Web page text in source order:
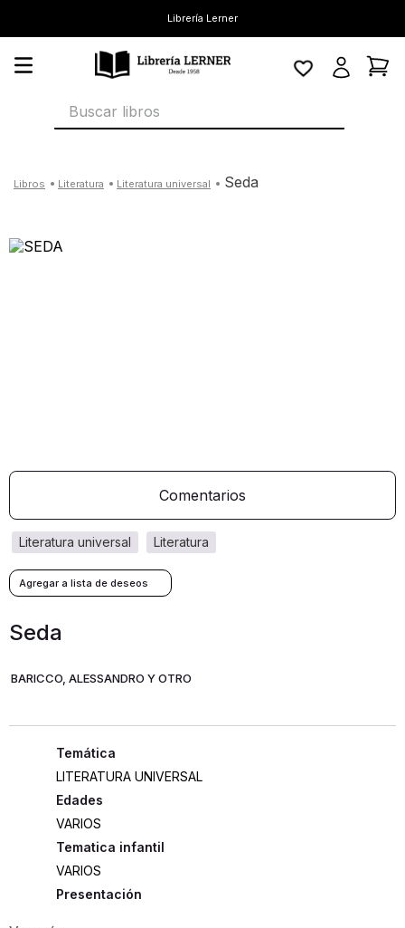
Librería Lerner
Buscar libros
literatura literatura universal seda
Comentarios
literatura
literatura universal
Seda
BARICCO, ALESSANDRO Y OTRO
LITERATURA UNIVERSAL
Edades
VARIOS
Tematica infantil
VARIOS
Presentación